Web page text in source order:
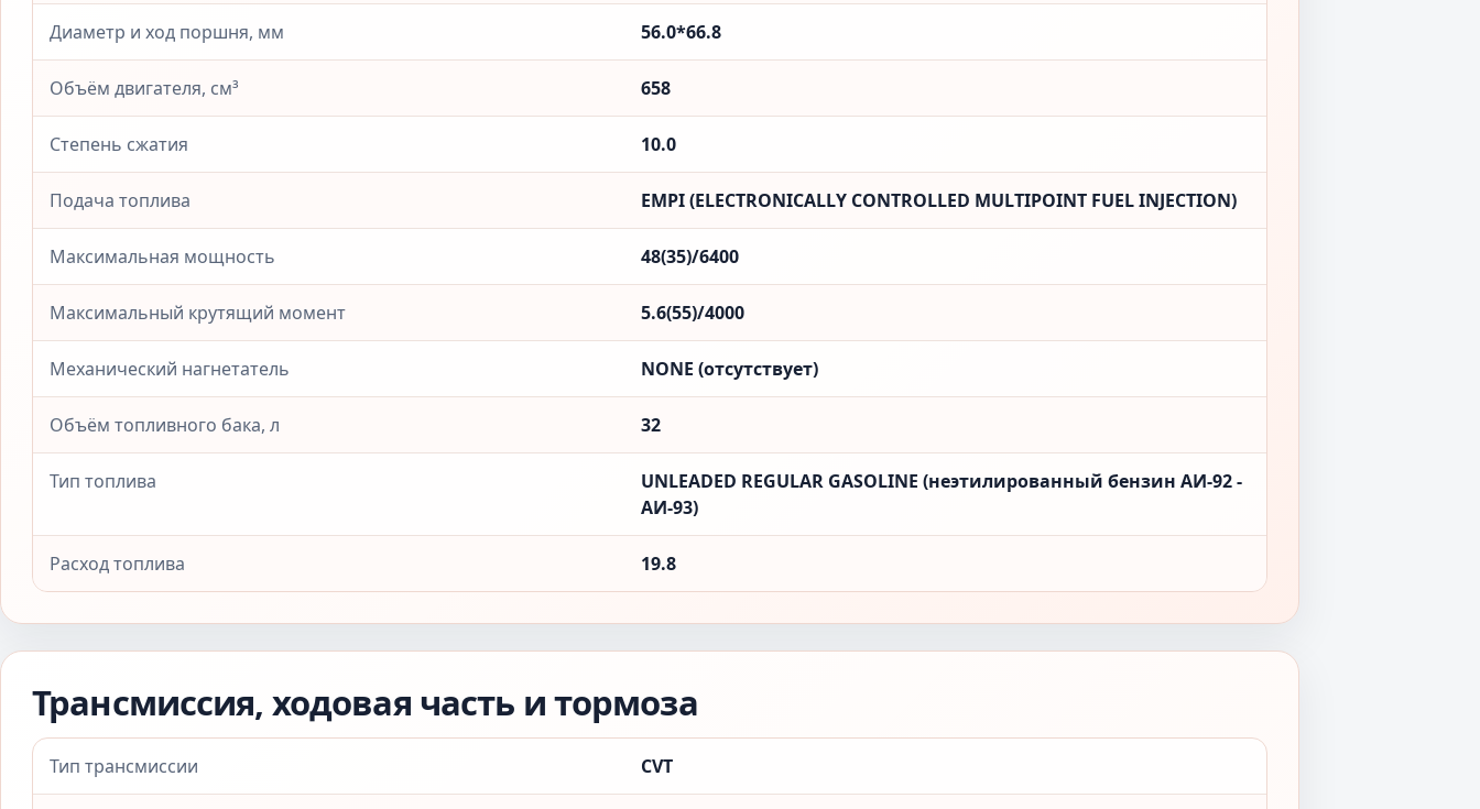
Диаметр и ход поршня, мм 56.0*66.8
Объём двигателя, см³ 658
Степень сжатия 10.0
Подача топлива EMPI (ELECTRONICALLY CONTROLLED MULTIPOINT FUEL INJECTION)
Максимальная мощность 48(35)/6400
Максимальный крутящий момент 5.6(55)/4000
Механический нагнетатель NONE (отсутствует)
Объём топливного бака, л 32
Тип топлива
UNLEADED REGULAR GASOLINE (неэтилированный бензин АИ-92 -
АИ-93)
Расход топлива 19.8
Трансмиссия, ходовая часть и тормоза
Тип трансмиссии CVT